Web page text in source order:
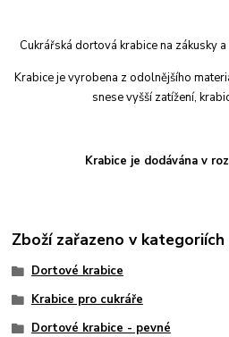
Cukrářská dortová krabice na zákusky
Krabice je vyrobena z odolnějšího
snese vyšší zatížení,
Krabice je dodávána v
Zboží zařazeno v kategoriích
Dortové krabice
Krabice pro cukráře
Dortové krabice - pevné